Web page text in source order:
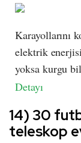
Karayollarını
elektrik
yoksa kurgu
Detayı
14) 30
teleskop